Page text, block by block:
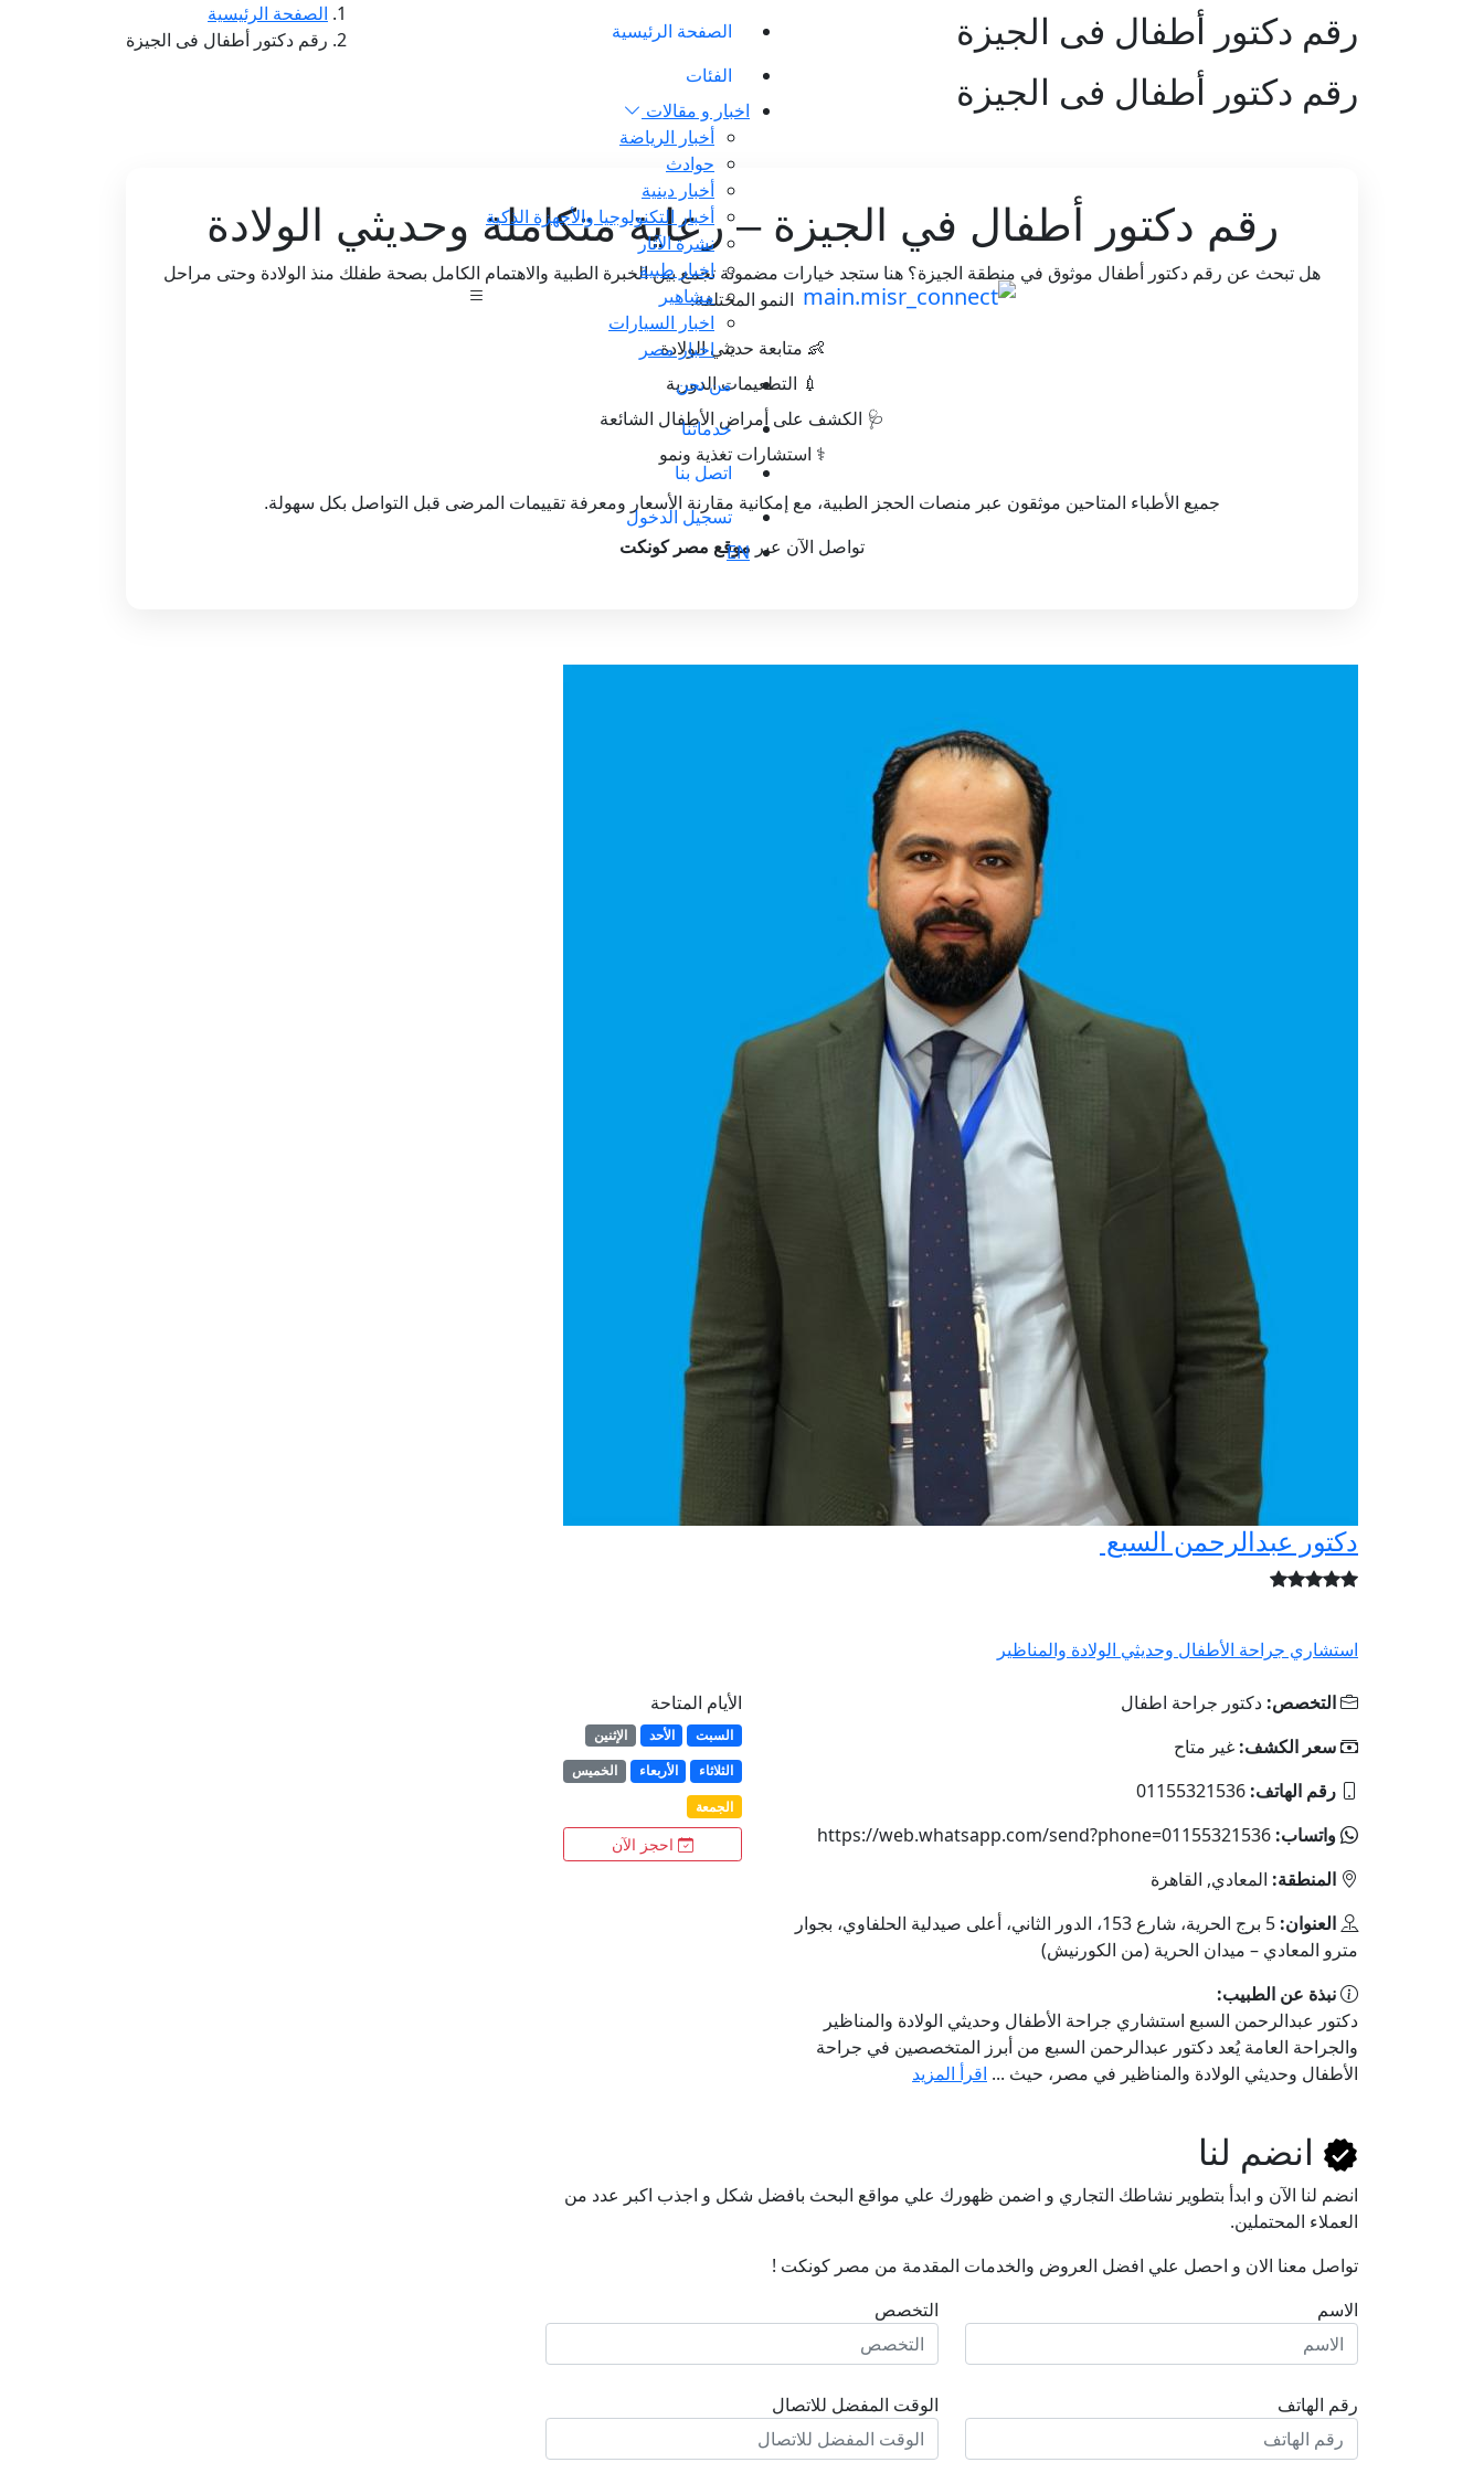
الصفحة الرئيسية
الفئات
اخبار و مقالات
أخبار الرياضة
حوادث
أخبار دينية
أخبار التكنولوجيا والأجهزة الذكية
نشرة الآثار
اخبار طبية
مشاهير
اخبار السيارات
اخبار مصر
من نحن
خدماتنا
اتصل بنا
تسجيل الدخول
EN
رقم دكتور أطفال فى الجيزة
الصفحة الرئيسية
رقم دكتور أطفال فى الجيزة
رقم دكتور أطفال فى الجيزة
رقم دكتور أطفال في الجيزة – رعاية متكاملة وحديثي الولادة
هل تبحث عن رقم دكتور أطفال موثوق في منطقة الجيزة؟ هنا ستجد خيارات مضمونة تجمع بين الخبرة الطبية والاهتمام الكامل بصحة طفلك منذ الولادة وحتى مراحل
النمو المختلفة.
👶 متابعة حديثي الولادة
💉 التطعيمات الدورية
🩺 الكشف على أمراض الأطفال الشائعة
⚕️ استشارات تغذية ونمو
جميع الأطباء المتاحين موثقون عبر منصات الحجز الطبية، مع إمكانية مقارنة الأسعار ومعرفة تقييمات المرضى قبل التواصل بكل سهولة.
تواصل الآن عبر موقع مصر كونكت
دكتور عبدالرحمن السبع
استشاري جراحة الأطفال وحديثي الولادة والمناظير
التخصص: دكتور جراحة اطفال
سعر الكشف: غير متاح
رقم الهاتف: 01155321536
واتساب: https://web.whatsapp.com/send?phone=01155321536
المنطقة: المعادي, القاهرة
العنوان:
5 برج الحرية، شارع 153، الدور الثاني، أعلى صيدلية الحلفاوي، بجوار
مترو المعادي – ميدان الحرية (من الكورنيش)
نبذة عن الطبيب:
دكتور عبدالرحمن السبع استشاري جراحة الأطفال وحديثي الولادة والمناظير
والجراحة العامة يُعد دكتور عبدالرحمن السبع من أبرز المتخصصين في جراحة
الأطفال وحديثي الولادة والمناظير في مصر، حيث ... اقرأ المزيد
الأيام المتاحة
السبت الأحد
الإثنين
الثلاثاء
الأربعاء
الخميس
الجمعة
احجز الآن
انضم لنا
انضم لنا اﻵن و ابدأ بتطوير نشاطك التجاري و اضمن ظهورك علي مواقع البحث بافضل شكل و اجذب اكبر عدد من
العملاء المحتملين.
تواصل معنا الان و احصل علي افضل العروض والخدمات المقدمة من مصر كونكت !
الاسم
رقم الهاتف
التخصص
الوقت المفضل للاتصال